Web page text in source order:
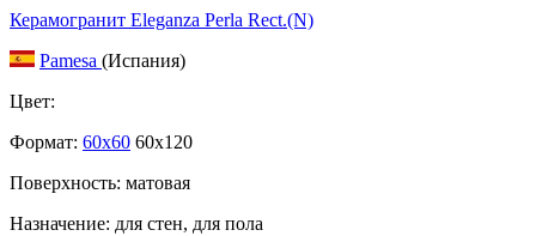
Керамогранит Eleganza Perla Rect.(N)
Pamesa (Испания)
Цвет:
Формат: 60x60 60x120
Поверхность: матовая
Назначение: для стен, для пола